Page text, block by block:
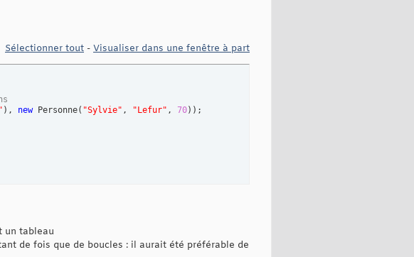
Sélectionner tout - Visualiser dans une fenêtre à part
) , new Personne( "Sylvie" , "Lefur" , 70) ) ;
un tableau
de fois que de boucles : il aurait été préférable de